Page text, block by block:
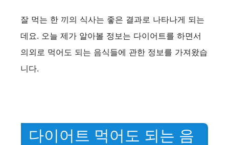
잘 먹는 한 끼의 식사는 좋은 결과로 나타나게 되는
데요. 오늘 제가 알아볼 정보는 다이어트를 하면서
의외로 먹어도 되는 음식들에 관한 정보를 가져왔습
니다.
다이어트 먹어도 되는 음